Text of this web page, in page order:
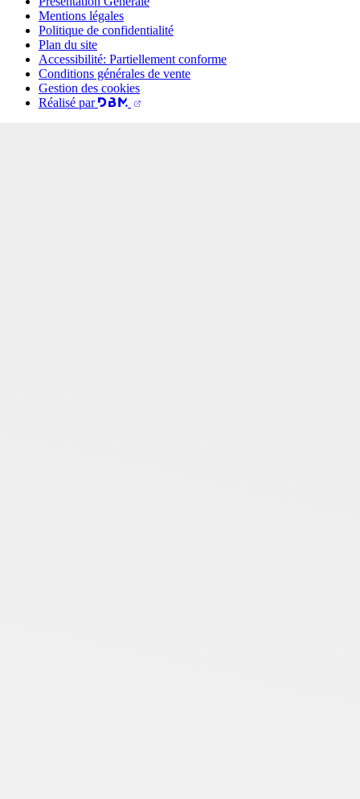
Mentions légales
Politique de confidentialité
Plan du site
Accessibilité: Partiellement conforme
Conditions générales de vente
Gestion des cookies
Réalisé par